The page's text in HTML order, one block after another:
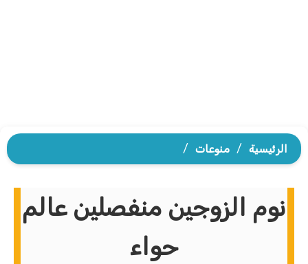
الرئيسية / منوعات /
نوم الزوجين منفصلين عالم
حواء